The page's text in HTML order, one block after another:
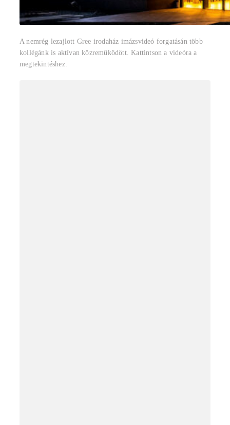
A nemrég lezajlott Gree irodaház imázsvideó forgatásán több
kollégánk is aktívan közreműködött. Kattintson a videóra a
megtekintéshez.